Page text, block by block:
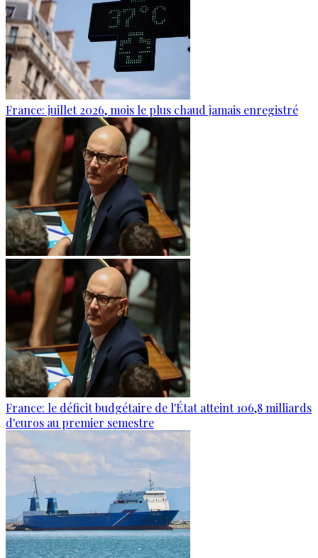
France: juillet 2026, mois le plus chaud jamais enregistré
France: le déficit budgétaire de l'État atteint 106,8 milliards
d'euros au premier semestre